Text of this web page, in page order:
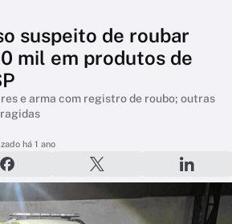
suspeito de roubar
mil em produtos de
e arma com registro de roubo; outras
há 1 ano